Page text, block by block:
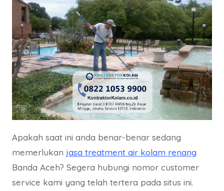
Apakah saat ini anda benar-benar sedang
memerlukan jasa treatment air kolam renang
Banda Aceh? Segera hubungi nomor customer
service kami yang telah tertera pada situs ini.